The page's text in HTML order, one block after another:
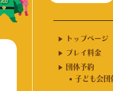
トップページ
プレイ料金
団体予約
子ども会団